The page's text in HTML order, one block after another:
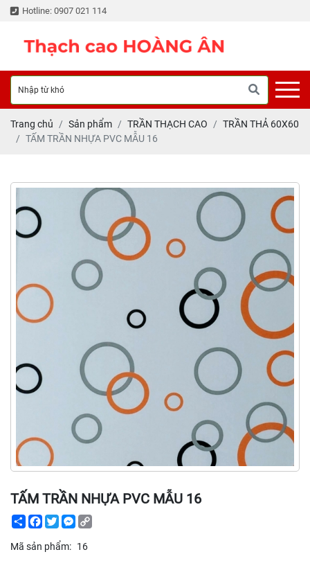
Hotline: 0907 021 114
Trang chủ Sản phẩm TRẦN THẠCH CAO
TRẦN THẢ 60X60
TẤM TRẦN NHỰA PVC MẪU 16
TẤM TRẦN NHỰA PVC MẪU 16
ShareFacebook
TwitterMessenger
Mã sản phẩm: 16